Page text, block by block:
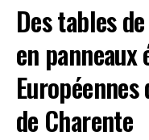
Des tables
en
de Charente